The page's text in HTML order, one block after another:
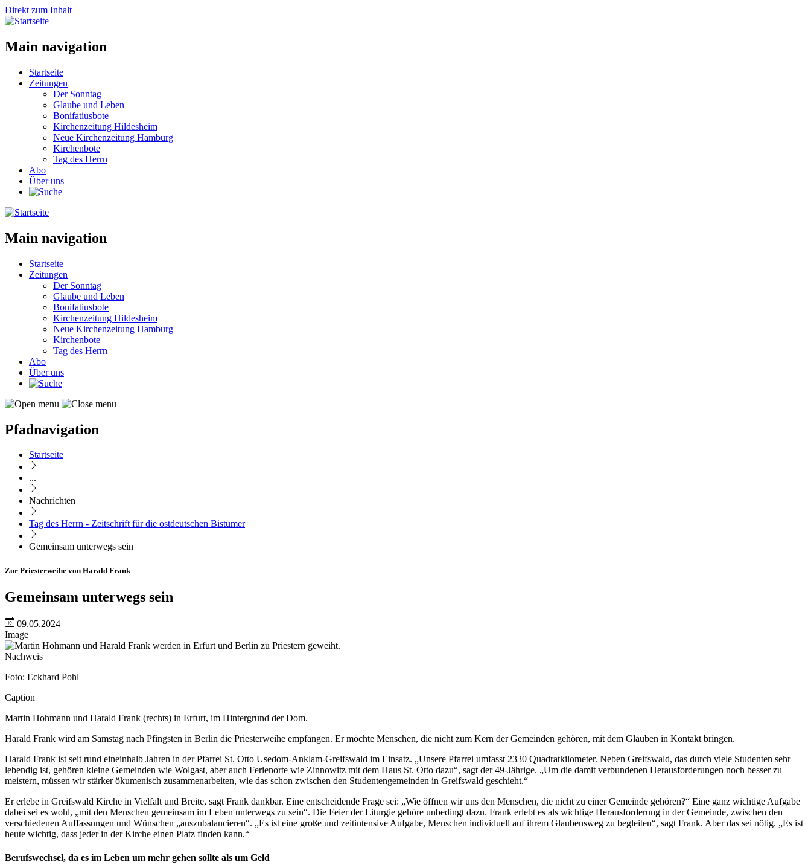
Direkt zum Inhalt
Main navigation
Startseite
Zeitungen
Der Sonntag
Glaube und Leben
Bonifatiusbote
Kirchenzeitung Hildesheim
Neue Kirchenzeitung Hamburg
Kirchenbote
Tag des Herrn
Abo
Über uns
Main navigation
Startseite
Zeitungen
Der Sonntag
Glaube und Leben
Bonifatiusbote
Kirchenzeitung Hildesheim
Neue Kirchenzeitung Hamburg
Kirchenbote
Tag des Herrn
Abo
Über uns
Pfadnavigation
Startseite
...
Nachrichten
Tag des Herrn - Zeitschrift für die ostdeutschen Bistümer
Gemeinsam unterwegs sein
Zur Priesterweihe von Harald Frank
Gemeinsam unterwegs sein
09.05.2024
Image
Nachweis
Foto: Eckhard Pohl
Caption
Martin Hohmann und Harald Frank (rechts) in Erfurt, im Hintergrund der Dom.
Harald Frank wird am Samstag nach Pfingsten in Berlin die Priesterweihe empfangen. Er möchte Menschen, die nicht zum Kern der Gemeinden gehören, mit dem Glauben in Kontakt bringen.
Harald Frank ist seit rund eineinhalb Jahren in der Pfarrei St. Otto Usedom-Anklam-Greifswald im Einsatz. „Unsere Pfarrei umfasst 2330 Quadratkilometer. Neben Greifswald, das durch viele Studenten sehr
lebendig ist, gehören kleine Gemeinden wie Wolgast, aber auch Ferienorte wie Zinnowitz mit dem Haus St. Otto dazu“, sagt der 49-Jährige. „Um die damit verbundenen Herausforderungen noch besser zu
meistern, müssen wir stärker ökumenisch zusammenarbeiten, wie das schon zwischen den Studentengemeinden in Greifswald geschieht.“
Er erlebe in Greifswald Kirche in Vielfalt und Breite, sagt Frank dankbar. Eine entscheidende Frage sei: „Wie öffnen wir uns den Menschen, die nicht zu einer Gemeinde gehören?“ Eine ganz wichtige Aufgabe
dabei sei es wohl, „mit den Menschen gemeinsam im Leben unterwegs zu sein“. Die Feier der Liturgie gehöre unbedingt dazu. Frank erlebt es als wichtige Herausforderung in der Gemeinde, zwischen den
verschiedenen Auffassungen und Wünschen „auszubalancieren“. „Es ist eine große und zeitintensive Aufgabe, Menschen individuell auf ihrem Glaubensweg zu begleiten“, sagt Frank. Aber das sei nötig. „Es ist
heute wichtig, dass jeder in der Kirche einen Platz finden kann.“
Berufswechsel, da es im Leben um mehr gehen sollte als um Geld